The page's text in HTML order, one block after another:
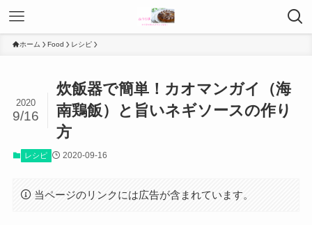
ホーム Food レシピ
炊飯器で簡単！カオマンガイ（海
南鶏飯）と旨いネギソースの作り
方
2020
9/16
レシピ 2020-09-16
当ページのリンクには広告が含まれています。